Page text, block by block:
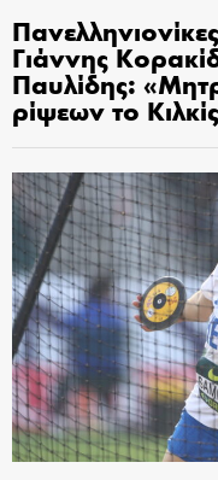
Γιάννης
Παυλίδης:
ρίψεων το Κιλκίς